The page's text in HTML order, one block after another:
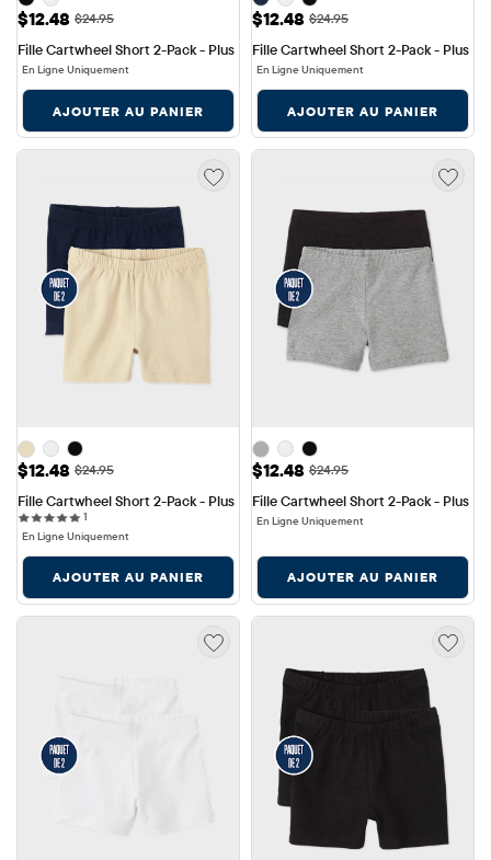
Prix ​​de vente: $12.48
$12.48 Prix ​​d'origine: $24.95
$24.95
Fille Cartwheel Short 2-Pack - Plus
En Ligne Uniquement
AJOUTER AU PANIER
Prix ​​de vente: $12.48
$12.48 Prix ​​d'origine: $24.95
$24.95
Fille Cartwheel Short 2-Pack - Plus
En Ligne Uniquement
AJOUTER AU PANIER
Prix ​​de vente: $12.48
$12.48 Prix ​​d'origine: $24.95
$24.95
Fille Cartwheel Short 2-Pack - Plus
1
En Ligne Uniquement
AJOUTER AU PANIER
Prix ​​de vente: $12.48
$12.48 Prix ​​d'origine: $24.95
$24.95
Fille Cartwheel Short 2-Pack - Plus
En Ligne Uniquement
AJOUTER AU PANIER